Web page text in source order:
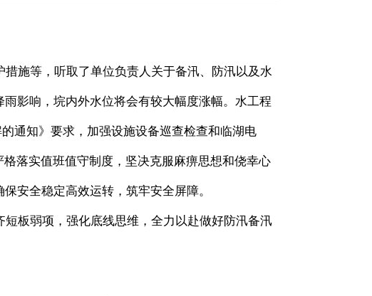
施等，听取了单位负责人关于备汛、防汛以及水
影响，垸内外水位将会有较大幅度涨幅。水工程
通知》要求，加强设施设备巡查检查和临湖电
格落实值班值守制度，坚决克服麻痹思想和侥幸心
安全稳定高效运转，筑牢安全屏障。
板弱项， 强化底线思维，全力以赴做好防汛备汛